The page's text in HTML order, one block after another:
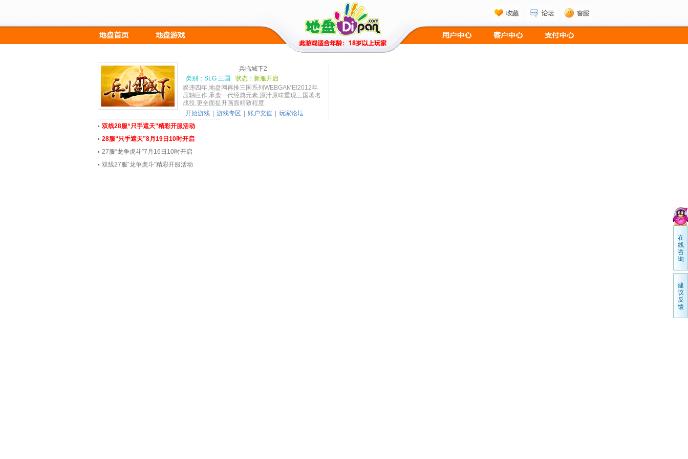
在
线
咨
询
建
议
反
馈
兵临城下2
类别：SLG 三国
状态：新服开启
睽违四年,地盘网再推三国系列WEBGAME!2012年
压轴巨作,承袭一代经典元素,原汁原味重现三国著名
战役,更全面提升画面精致程度.
开始游戏
游戏专区 账户充值
玩家论坛
双线28服“只手遮天”精彩开服活动
28服“只手遮天”8月19日10时开启
27服“龙争虎斗”7月16日10时开启
双线27服“龙争虎斗”精彩开服活动